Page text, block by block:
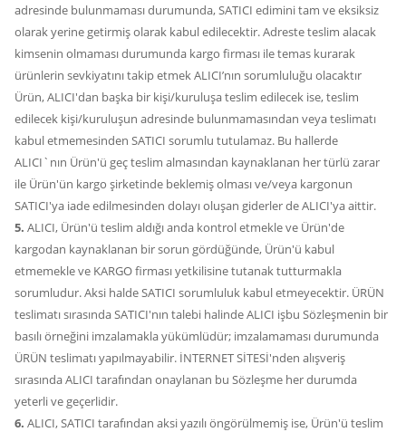
adresinde bulunmaması durumunda, SATICI edimini tam ve eksiksiz
olarak yerine getirmiş olarak kabul edilecektir. Adreste teslim alacak
kimsenin olmaması durumunda kargo firması ile temas kurarak
ürünlerin sevkiyatını takip etmek ALICI’nın sorumluluğu olacaktır
Ürün, ALICI'dan başka bir kişi/kuruluşa teslim edilecek ise, teslim
edilecek kişi/kuruluşun adresinde bulunmamasından veya teslimatı
kabul etmemesinden SATICI sorumlu tutulamaz. Bu hallerde
ALICI`nın Ürün'ü geç teslim almasından kaynaklanan her türlü zarar
ile Ürün'ün kargo şirketinde beklemiş olması ve/veya kargonun
SATICI'ya iade edilmesinden dolayı oluşan giderler de ALICI'ya aittir.
5. ALICI, Ürün'ü teslim aldığı anda kontrol etmekle ve Ürün'de
kargodan kaynaklanan bir sorun gördüğünde, Ürün'ü kabul
etmemekle ve KARGO firması yetkilisine tutanak tutturmakla
sorumludur. Aksi halde SATICI sorumluluk kabul etmeyecektir. ÜRÜN
teslimatı sırasında SATICI'nın talebi halinde ALICI işbu Sözleşmenin bir
basılı örneğini imzalamakla yükümlüdür; imzalamaması durumunda
ÜRÜN teslimatı yapılmayabilir. İNTERNET SİTESİ'nden alışveriş
sırasında ALICI tarafından onaylanan bu Sözleşme her durumda
yeterli ve geçerlidir.
6. ALICI, SATICI tarafından aksi yazılı öngörülmemiş ise, Ürün'ü teslim